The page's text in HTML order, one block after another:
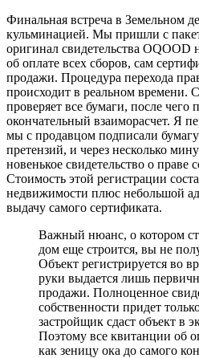
Финальная встреча в Земельном
кульминацией. Мы пришли с
оригинал свидетельства
об оплате всех сборов, сам
продажи. Процедура перехода
происходит в реальном времени.
проверяет все бумаги, после чего
окончательный взаиморасчет. Я
мы с продавцом подписали
претензий, и через несколько
новенькое свидетельство о
Стоимость этой регистрации
недвижимости плюс небольшой
выдачу самого сертификата.
Важный нюанс, о котором
дом еще строится, вы не
Объект регистрируется во
руки выдается лишь
продажи. Полноценное
собственности придет
застройщик сдаст объект в
Поэтому все квитанции об
как зеницу ока до самого